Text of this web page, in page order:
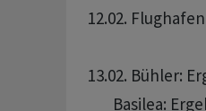
12.02.
13.02. Bühler:
Basilea: